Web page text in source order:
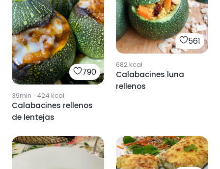
790
39min · 424 kcal
Calabacines rellenos
de lentejas
561
682kcal
Calabacines luna
rellenos